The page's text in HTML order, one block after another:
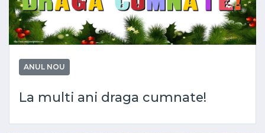
ANUL NOU
La multi ani draga cumnate!